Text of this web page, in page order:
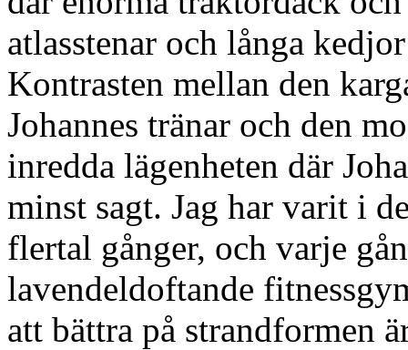
atlasstenar och långa
Kontrasten mellan den
Johannes tränar och den
inredda lägenheten där
minst sagt. Jag har varit i
flertal gånger, och varje
lavendeldoftande
att bättra på strandformen